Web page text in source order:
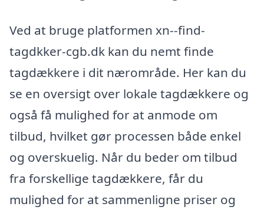
Ved at bruge platformen xn--find-
tagdkker-cgb.dk kan du nemt finde
tagdækkere i dit nærområde. Her kan du
se en oversigt over lokale tagdækkere og
også få mulighed for at anmode om
tilbud, hvilket gør processen både enkel
og overskuelig. Når du beder om tilbud
fra forskellige tagdækkere, får du
mulighed for at sammenligne priser og